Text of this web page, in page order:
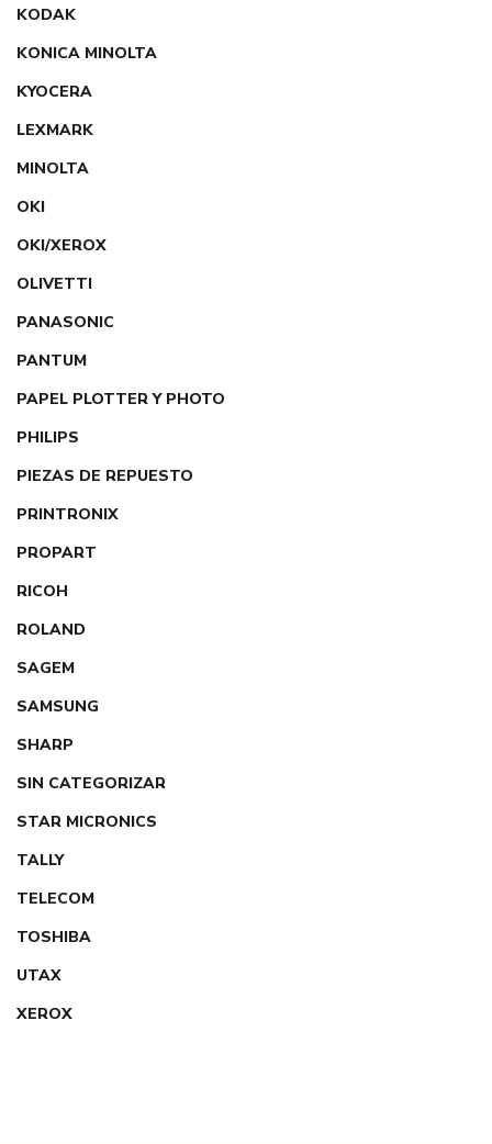
KODAK
KONICA MINOLTA
KYOCERA
LEXMARK
MINOLTA
OKI
OKI/XEROX
OLIVETTI
PANASONIC
PANTUM
PAPEL PLOTTER Y PHOTO
PHILIPS
PIEZAS DE REPUESTO
PRINTRONIX
PROPART
RICOH
ROLAND
SAGEM
SAMSUNG
SHARP
SIN CATEGORIZAR
STAR MICRONICS
TALLY
TELECOM
TOSHIBA
UTAX
XEROX